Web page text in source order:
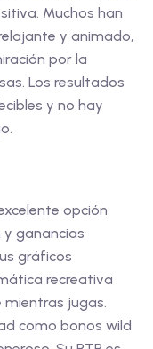
Muchos han
y animado,
por la
Los resultados
y no hay
opción
y ganancias
gráficos
recreativa
jugas.
como bonos wild